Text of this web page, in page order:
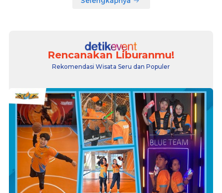
Rencanakan Liburanmu!
Rekomendasi Wisata Seru dan Populer